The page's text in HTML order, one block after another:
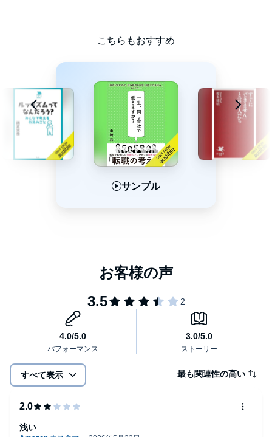
の方法をお教えします。
著者は、5万人以上のキャリア相談実績があり、キャリアコーチン
グのパイオニアであるポジウィル株式会社の代表取締役・金井芽
衣氏。具体的なワークや実践的なアドバイスを通じて「後悔しな
いキャリア設計」の方法を解説します。
「やりたいことがない」と悩む人の多くが、親や社会の価値観に
縛られ、自分の判断軸を持てていない傾向にあります。
・「このままでいいのか」と仕事やキャリアに悩んでいる方
・転職やキャリアチェンジを考えているが、一歩踏み出せない方
・人生の選択肢を整理し、自分の判断軸を作りたい方
・10年後に後悔しないためのキャリア設計を学びたい方
【本書で得られること】
1. 自分の人生の判断軸を形成する方法
こちらもおすすめ
サンプル
すべて表示 最も関連性の高い
浅い